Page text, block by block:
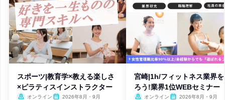
スポーツ|教育学×教える楽しさ
×ピラティスインストラクター
オンライン
2026年8月・9月
宮崎|1h/フィットネス業界
ろう!業界1位WEBセミナー
オンライン
2026年8月・9月